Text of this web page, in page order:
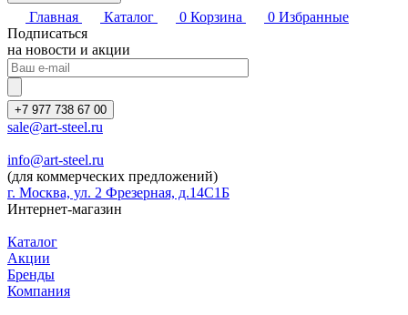
Главная Каталог 0 Корзина 0 Избранные
Подписаться
на новости и акции
+7 977 738 67 00
sale@art-steel.ru
info@art-steel.ru
(для коммерческих предложений)
г. Москва, ул. 2 Фрезерная, д.14С1Б
Интернет-магазин
Каталог
Акции
Бренды
Компания